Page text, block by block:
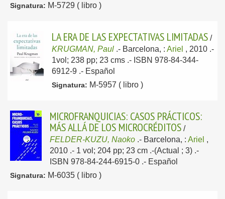
Signatura: M-5729 ( libro )
LA ERA DE LAS EXPECTATIVAS LIMITADAS /
KRUGMAN, Paul .- Barcelona, : Ariel , 2010 .-
1vol; 238 pp; 23 cms .- ISBN 978-84-344-
6912-9 .- Español
Signatura: M-5957 ( libro )
MICROFRANQUICIAS: CASOS PRÁCTICOS:
MÁS ALLÁ DE LOS MICROCRÉDITOS /
FELDER-KUZU, Naoko .- Barcelona, : Ariel ,
2010 .- 1 vol; 204 pp; 23 cm .-(Actual ; 3) .-
ISBN 978-84-244-6915-0 .- Español
Signatura: M-6035 ( libro )